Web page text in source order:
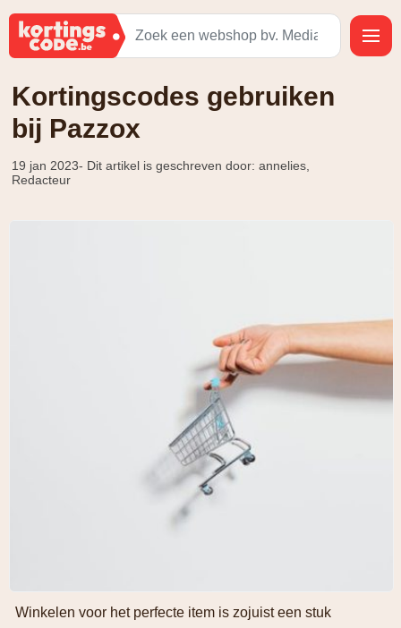
Kortingscodes gebruiken
bij Pazzox
19 jan 2023- Dit artikel is geschreven door: annelies,
Redacteur
Winkelen voor het perfecte item is zojuist een stuk